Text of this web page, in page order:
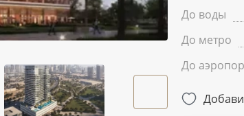
До воды
До метро
До